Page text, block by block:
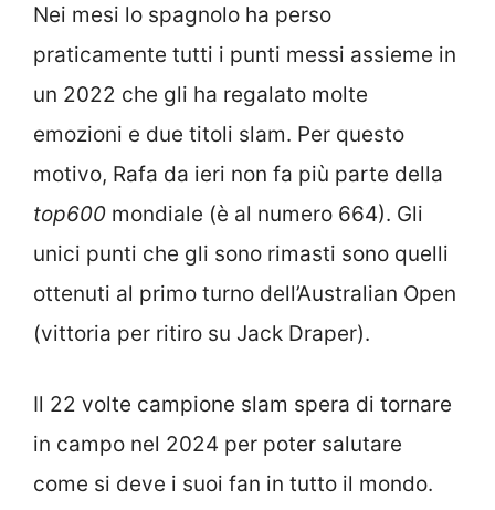
Nei mesi lo spagnolo ha perso
praticamente tutti i punti messi assieme in
un 2022 che gli ha regalato molte
emozioni e due titoli slam. Per questo
motivo, Rafa da ieri non fa più parte della
top600 mondiale (è al numero 664). Gli
unici punti che gli sono rimasti sono quelli
ottenuti al primo turno dell’Australian Open
(vittoria per ritiro su Jack Draper).
Il 22 volte campione slam spera di tornare
in campo nel 2024 per poter salutare
come si deve i suoi fan in tutto il mondo.